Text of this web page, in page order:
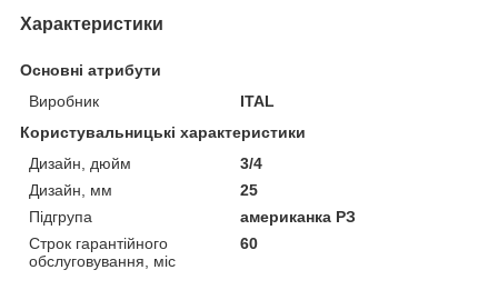
Характеристики
Основні атрибути
Виробник
ITAL
Користувальницькі характеристики
Дизайн, дюйм
3/4
Дизайн, мм
25
Підгрупа
американка РЗ
Строк гарантійного
обслуговування, міс
60